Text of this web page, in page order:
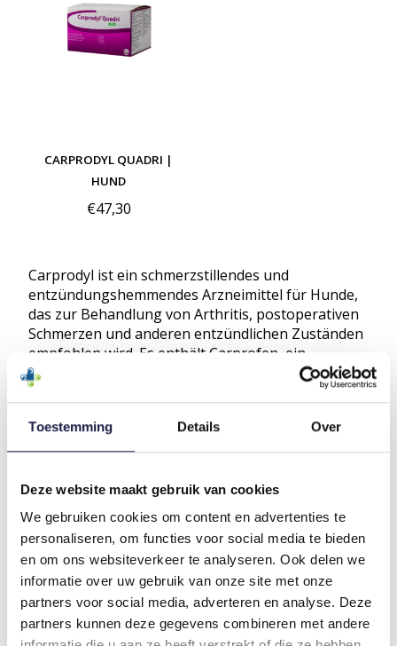
Toestemming Details Over
Deze website maakt gebruik van cookies
We gebruiken cookies om content en advertenties te
personaliseren, om functies voor social media te bieden
en om ons websiteverkeer te analyseren. Ook delen we
informatie over uw gebruik van onze site met onze
partners voor social media, adverteren en analyse. Deze
partners kunnen deze gegevens combineren met andere
CARPRODYL QUADRI |
HUND
€47,30
Carprodyl ist ein schmerzstillendes und
entzündungshemmendes Arzneimittel für Hunde,
das zur Behandlung von Arthritis, postoperativen
Schmerzen und anderen entzündlichen Zuständen
empfohlen wird. Es enthält Carprofen, ein
nichtsteroidales Antirheumatikum (NSAID), das
Schmerzen und Entzündungen bei Hunden lindert.
und die Mobilität von Hunden mit
Gelenkproblemen zu verbessern.
SORTIMENT
Das Carprodyl-Sortiment besteht aus den
folgenden Produkten:
Carprodyl Hund
WIE KANN ICH CARPRODYL KAUFEN?
Carprodyl ist nur auf Verschreibung Ihres
Tierarztes erhältlich. Aufgrund der europäischen